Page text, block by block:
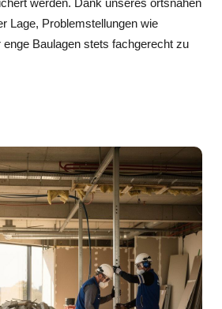
Lage, Problemstellungen wie
Baulagen stets fachgerecht zu